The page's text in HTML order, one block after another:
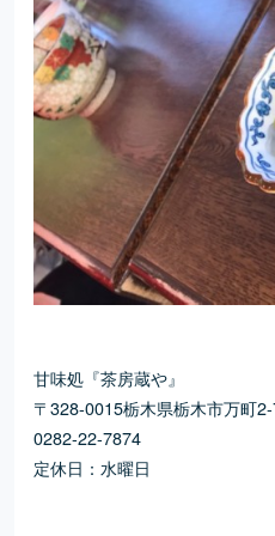
甘味処『茶房蔵や』
〒328-0015栃木県栃木市万町
0282-22-7874
定休日：水曜日